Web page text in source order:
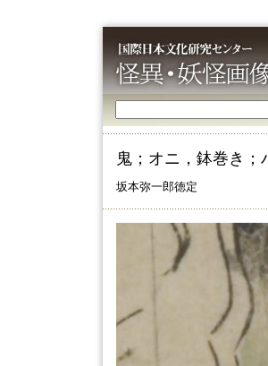
鬼；オニ，鉢巻き
坂本弥一郎徳定